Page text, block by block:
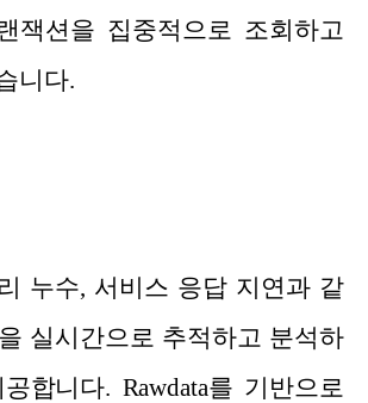
잭션을 집중적으로 조회하고
니다.
누수, 서비스 응답 지연과 같
실시간으로 추적하고 분석하
합니다. Rawdata를 기반으로